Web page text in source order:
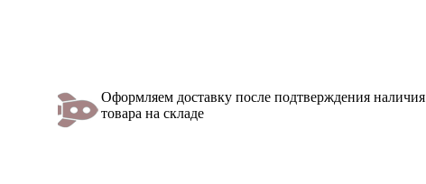
Оформляем доставку после подтверждения наличия
товара на складе